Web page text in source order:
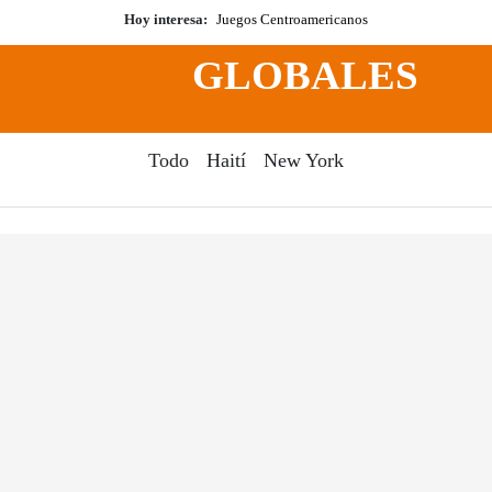
Hoy interesa: Juegos Centroamericanos
GLOBALES
Todo Haití New York